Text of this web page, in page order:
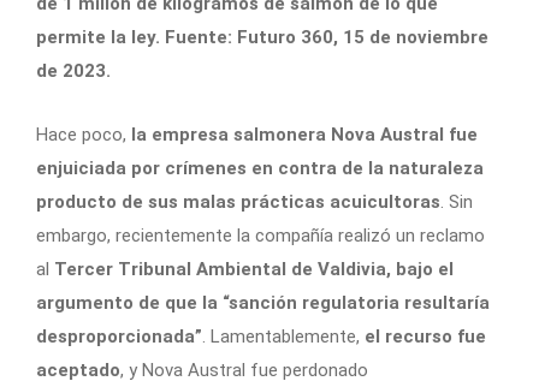
permite la ley. Fuente: Futuro 360, 15 de noviembre
de 2023.
Hace poco, la empresa salmonera Nova Austral fue
enjuiciada por crímenes en contra de la naturaleza
producto de sus malas prácticas acuicultoras. Sin
embargo, recientemente la compañía realizó un reclamo
al Tercer Tribunal Ambiental de Valdivia, bajo el
argumento de que la “sanción regulatoria resultaría
desproporcionada”. Lamentablemente, el recurso fue
aceptado, y Nova Austral fue perdonado